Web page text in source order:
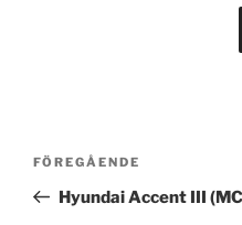
Inläggsnavigering
Föregående
inlägg
FÖREGÅENDE
Hyundai Accent III